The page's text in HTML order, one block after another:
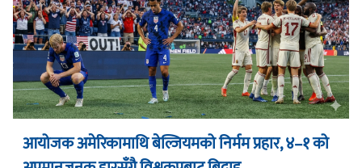
आयोजक अमेरिकामाथि बेल्जियमको निर्मम प्रहार, ४–१ को